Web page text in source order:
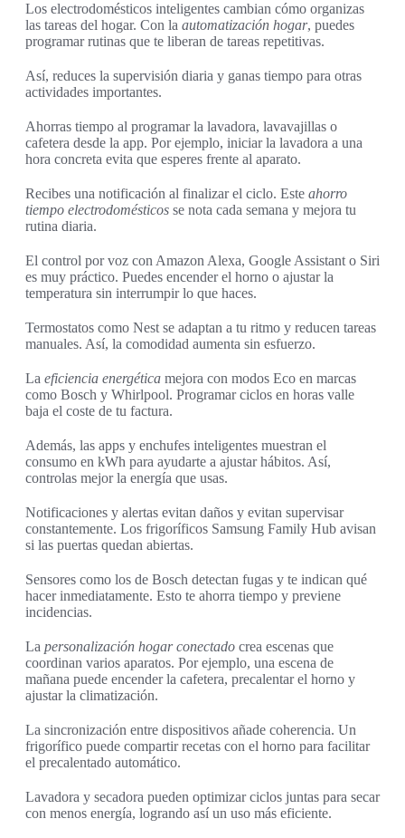
Los electrodomésticos inteligentes cambian cómo organizas
las tareas del hogar. Con la automatización hogar, puedes
programar rutinas que te liberan de tareas repetitivas.
Así, reduces la supervisión diaria y ganas tiempo para otras
actividades importantes.
Ahorras tiempo al programar la lavadora, lavavajillas o
cafetera desde la app. Por ejemplo, iniciar la lavadora a una
hora concreta evita que esperes frente al aparato.
Recibes una notificación al finalizar el ciclo. Este ahorro
tiempo electrodomésticos se nota cada semana y mejora tu
rutina diaria.
El control por voz con Amazon Alexa, Google Assistant o Siri
es muy práctico. Puedes encender el horno o ajustar la
temperatura sin interrumpir lo que haces.
Termostatos como Nest se adaptan a tu ritmo y reducen tareas
manuales. Así, la comodidad aumenta sin esfuerzo.
La eficiencia energética mejora con modos Eco en marcas
como Bosch y Whirlpool. Programar ciclos en horas valle
baja el coste de tu factura.
Además, las apps y enchufes inteligentes muestran el
consumo en kWh para ayudarte a ajustar hábitos. Así,
controlas mejor la energía que usas.
Notificaciones y alertas evitan daños y evitan supervisar
constantemente. Los frigoríficos Samsung Family Hub avisan
si las puertas quedan abiertas.
Sensores como los de Bosch detectan fugas y te indican qué
hacer inmediatamente. Esto te ahorra tiempo y previene
incidencias.
La personalización hogar conectado crea escenas que
coordinan varios aparatos. Por ejemplo, una escena de
mañana puede encender la cafetera, precalentar el horno y
ajustar la climatización.
La sincronización entre dispositivos añade coherencia. Un
frigorífico puede compartir recetas con el horno para facilitar
el precalentado automático.
Lavadora y secadora pueden optimizar ciclos juntas para secar
con menos energía, logrando así un uso más eficiente.